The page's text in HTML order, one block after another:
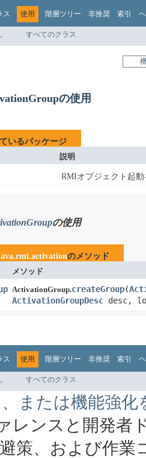
ス 使用 階層ツリー 非推奨 索引
すべてのクラス
の使用
いるパッケージ
説明
RMIオブジェクト起
の使用
のメソッド
メソッド
ActivationGroup.createGroup​(
ActivationGroupDesc desc,
ス 使用 階層ツリー 非推奨 索引
すべてのクラス
または機能強化
レンスと開発者
策、および作